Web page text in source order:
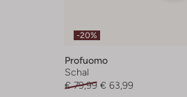
-20%
Profuomo
Schal
€ 79,99 € 63,99